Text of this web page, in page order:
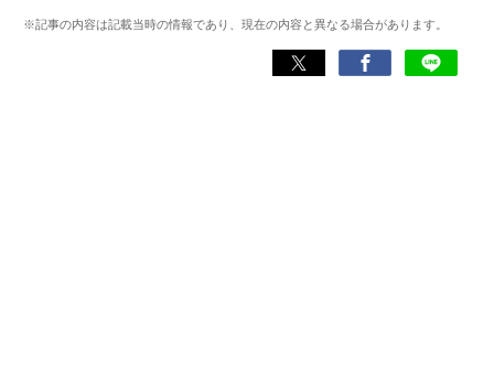
フォンアプリ関連の記事を10年以上制作。Webライティン
グ能力検定1級、漢字検定2級を所持。ゲームが持つ楽しさ
を、ツールにある便利さを伝わるライティングを心がけて
※記事の内容は記載当時の情報であり、現在の内容と異なる場合があります。